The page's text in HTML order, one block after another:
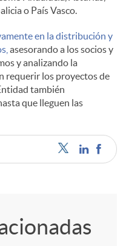
o País Vasco.
en la distribución y
asesorando a los socios y
y analizando la
requerir los proyectos de
también
que lleguen las